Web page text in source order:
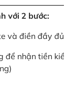
với 2 bước:
và điền đầy đủ
để nhận tiền